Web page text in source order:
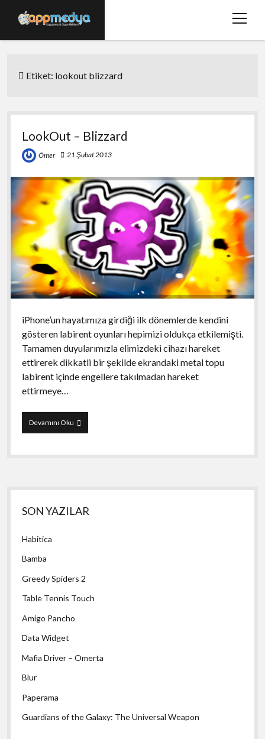
menüyü
Hakkımızda
twitterfacebook
Etiket: lookout blizzard
LookOut – Blizzard
Ömer 21 Şubat 2013
iPhone’un hayatımıza girdiği ilk dönemlerde kendini
gösteren labirent oyunları hepimizi oldukça etkilemişti.
Tamamen duyularımızla elimizdeki cihazı hareket
ettirerek dikkatli bir şekilde ekrandaki metal topu
labirent içinde engellere takılmadan hareket
ettirmeye…
Devamını OkuLookOut
–
Yan
Menü
SON YAZILAR
Habitica
Bamba
Greedy Spiders 2
Table Tennis Touch
Amigo Pancho
Data Widget
Mafia Driver – Omerta
Blur
Paperama
Guardians of the Galaxy: The Universal Weapon